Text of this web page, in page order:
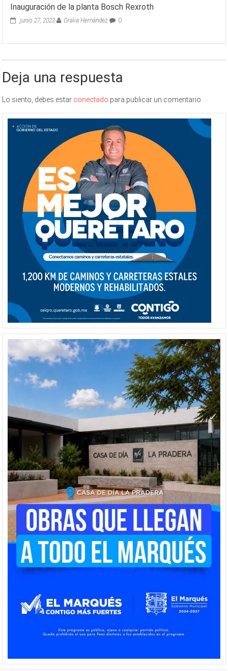
Inauguración de la planta Bosch Rexroth
junio 27, 2023 Oralia Hernández 0
Deja una respuesta
Lo siento, debes estar conectado para publicar un comentario.